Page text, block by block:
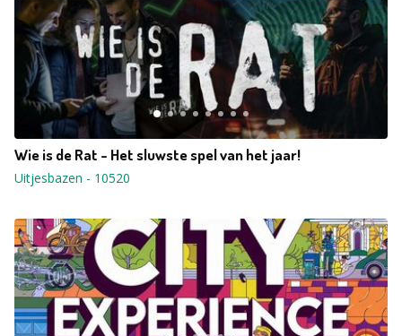
Wie is de Rat - Het sluwste spel van het jaar!
Uitjesbazen - 10520